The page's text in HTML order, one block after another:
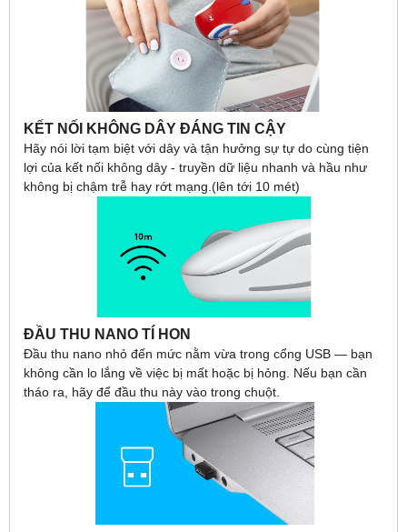
KẾT NỐI KHÔNG DÂY ĐÁNG TIN CẬY
Hãy nói lời tạm biệt với dây và tận hưởng sự tự do cùng tiện
lợi của kết nối không dây - truyền dữ liệu nhanh và hầu như
không bị chậm trễ hay rớt mạng.(lên tới 10 mét)
ĐẦU THU NANO TÍ HON
Đầu thu nano nhỏ đến mức nằm vừa trong cổng USB — bạn
không cần lo lắng về việc bị mất hoặc bị hỏng. Nếu bạn cần
tháo ra, hãy để đầu thu này vào trong chuột.